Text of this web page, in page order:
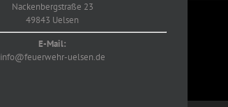
Nackenbergstraße 23
49843 Uelsen
E-Mail:
info@feuerwehr-uelsen.de